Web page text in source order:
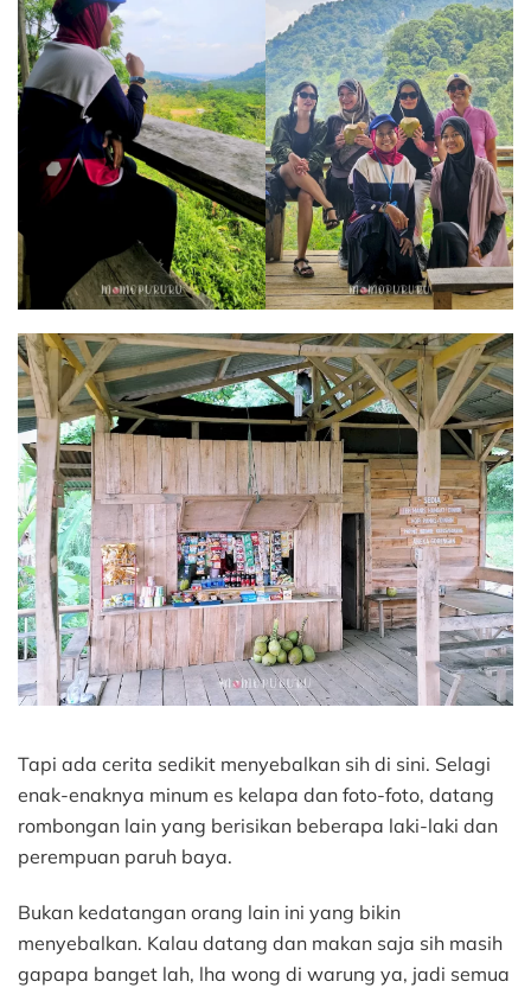
Tapi ada cerita sedikit menyebalkan sih di sini. Selagi
enak-enaknya minum es kelapa dan foto-foto, datang
rombongan lain yang berisikan beberapa laki-laki dan
perempuan paruh baya.
Bukan kedatangan orang lain ini yang bikin
menyebalkan. Kalau datang dan makan saja sih masih
gapapa banget lah, lha wong di warung ya, jadi semua